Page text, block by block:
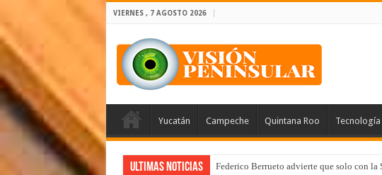
VIERNES , 7 AGOSTO 2026
Yucatán Campeche Quintana Roo Tecnología
Ultimas Noticias Federico Berrueto advierte que solo con la
Arrancan la tercera etapa de Médico 24/7